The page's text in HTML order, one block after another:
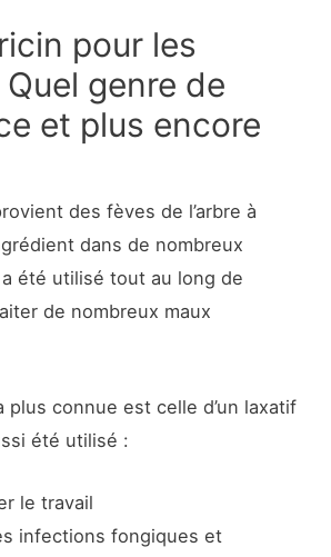
pour les
genre de
et plus encore
des fèves de l’arbre à
dans de nombreux
été utilisé tout au long de
de nombreux maux
plus connue est celle d’un laxatif
été utilisé :
le travail
infections fongiques et